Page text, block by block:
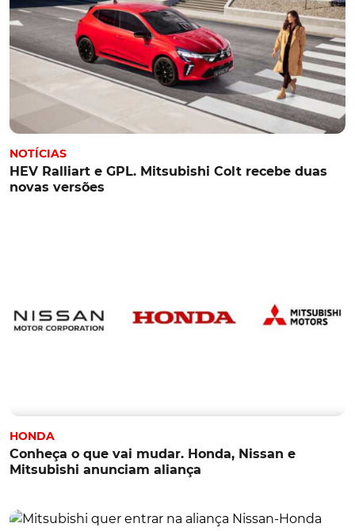
NOTÍCIAS
HEV Ralliart e GPL. Mitsubishi Colt recebe duas
novas versões
HONDA
Conheça o que vai mudar. Honda, Nissan e
Mitsubishi anunciam aliança